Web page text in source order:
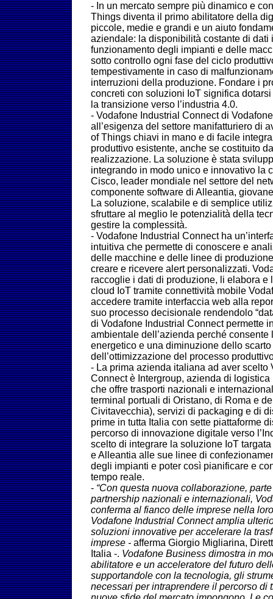
- In un mercato sempre più dinamico e
Things diventa il primo abilitatore della
piccole, medie e grandi e un aiuto
aziendale: la disponibilità costante di dati
funzionamento degli impianti e delle
sotto controllo ogni fase del ciclo
tempestivamente in caso di
interruzioni della produzione. Fondare i
concreti con soluzioni IoT significa
la transizione verso l’industria 4.0.
- Vodafone Industrial Connect di
all’esigenza del settore manifatturiero di
of Things chiavi in mano e di facile
produttivo esistente, anche se costituito
realizzazione. La soluzione è stata
integrando in modo unico e innovativo la
Cisco, leader mondiale nel settore del
componente software di Alleantia,
La soluzione, scalabile e di semplice
sfruttare al meglio le potenzialità della
gestire la complessità.
- Vodafone Industrial Connect ha
intuitiva che permette di conoscere e
delle macchine e delle linee di
creare e ricevere alert personalizzati.
raccoglie i dati di produzione, li elabora e
cloud IoT tramite connettività mobile
accedere tramite interfaccia web alla
suo processo decisionale rendendolo
di Vodafone Industrial Connect permette
ambientale dell’azienda perché consente
energetico e una diminuzione dello
dell’ottimizzazione del processo
- La prima azienda italiana ad aver scelto
Connect è Intergroup, azienda di
che offre trasporti nazionali e
terminal portuali di Oristano, di Roma e
Civitavecchia), servizi di packaging e di
prime in tutta Italia con sette piattaforme
percorso di innovazione digitale verso
scelto di integrare la soluzione IoT
e Alleantia alle sue linee di
degli impianti e poter così pianificare e
tempo reale.
- “Con questa nuova collaborazione,
partnership nazionali e internazionali,
conferma al fianco delle imprese nella
Vodafone Industrial Connect amplia
soluzioni innovative per accelerare la
imprese - afferma Giorgio Migliarina,
Italia -. Vodafone Business dimostra in
abilitatore e un acceleratore del futuro
supportandole con la tecnologia, gli
necessari per intraprendere il percorso di